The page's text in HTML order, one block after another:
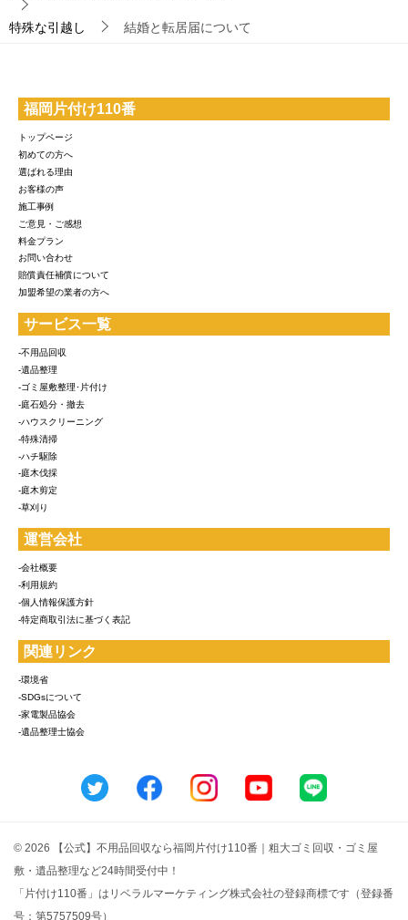
特殊な引越し 結婚と転居届について
福岡片付け110番
トップページ
初めての方へ
選ばれる理由
お客様の声
施工事例
ご意見・ご感想
料金プラン
お問い合わせ
賠償責任補償について
加盟希望の業者の方へ
サービス一覧
-不用品回収
-遺品整理
-ゴミ屋敷整理･片付け
-庭石処分・撤去
-ハウスクリーニング
-特殊清掃
-ハチ駆除
-庭木伐採
-庭木剪定
-草刈り
運営会社
-会社概要
-利用規約
-個人情報保護方針
-特定商取引法に基づく表記
関連リンク
-環境省
-SDGsについて
-家電製品協会
-遺品整理士協会
© 2026 【公式】不用品回収なら福岡片付け110番｜粗大ゴミ回収・ゴミ屋
敷・遺品整理など24時間受付中！
「片付け110番」はリベラルマーケティング株式会社の登録商標です（登録番
号：第5757509号）